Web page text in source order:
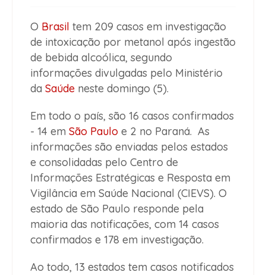
O Brasil tem 209 casos em investigação
de intoxicação por metanol após ingestão
de bebida alcoólica, segundo
informações divulgadas pelo Ministério
da Saúde neste domingo (5).
Em todo o país, são 16 casos confirmados
- 14 em São Paulo e 2 no Paraná. As
informações são enviadas pelos estados
e consolidadas pelo Centro de
Informações Estratégicas e Resposta em
Vigilância em Saúde Nacional (CIEVS). O
estado de São Paulo responde pela
maioria das notificações, com 14 casos
confirmados e 178 em investigação.
Ao todo, 13 estados tem casos notificados